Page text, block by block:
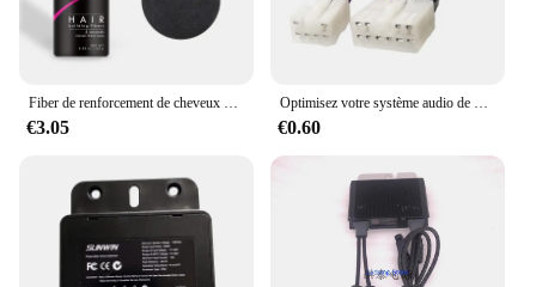
Fiber de renforcement de cheveux unisexe, kératine naturelle, poudre coiffante, perte de fibres chauve, Pack de construction de la naissance des cheveux, optimiseur, croissance Dense des cheveux
€3.05
Optimisez votre système audio de voiture avec adaptateur de câble SFP, fil de voiture haut de gamme pour Toyota, radio stéréo de rechange
€0.60